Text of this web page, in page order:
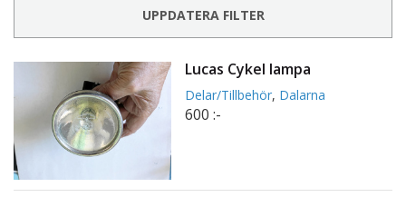
UPPDATERA FILTER
Lucas Cykel lampa
Delar/Tillbehör, Dalarna
600 :-